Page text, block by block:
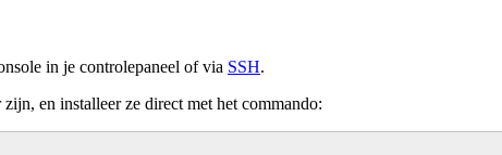
in je controlepaneel of via SSH.
en installeer ze direct met het commando: